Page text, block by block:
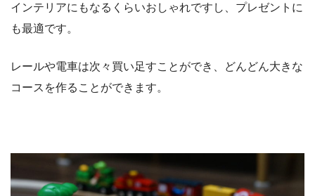
インテリアにもなるくらいおしゃれですし、プレゼントに
も最適です。
レールや電車は次々買い足すことができ、どんどん大きな
コースを作ることができます。